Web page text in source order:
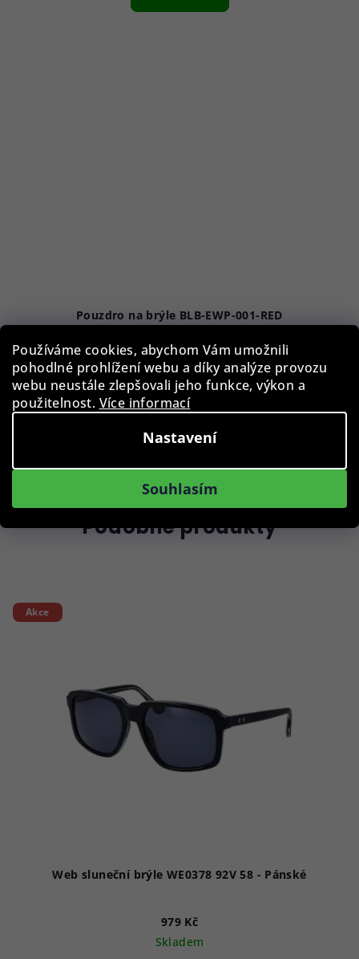
Používáme cookies, abychom Vám umožnili
pohodlné prohlížení webu a díky analýze provozu
webu neustále zlepšovali jeho funkce, výkon a
použitelnost. Více informací
Nastavení
Souhlasím
Pouzdro na brýle BLB-EWP-001-RED
29 Kč
Skladem
Do košíku
Podobné produkty
Akce
Web sluneční brýle WE0378 92V 58 - Pánské
979 Kč
Skladem